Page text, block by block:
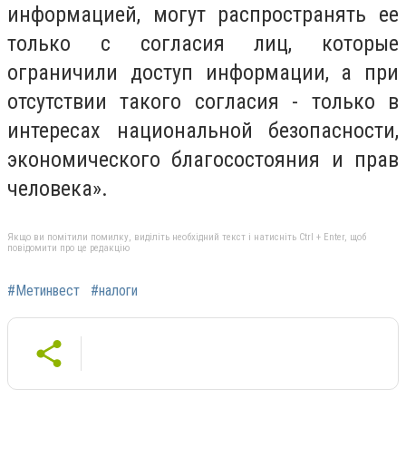
информацией, могут распространять ее
только с согласия лиц, которые
ограничили доступ информации, а при
отсутствии такого согласия - только в
интересах национальной безопасности,
экономического благосостояния и прав
человека».
Якщо ви помітили помилку, виділіть необхідний текст і натисніть Ctrl + Enter, щоб
повідомити про це редакцію
#Метинвест #налоги